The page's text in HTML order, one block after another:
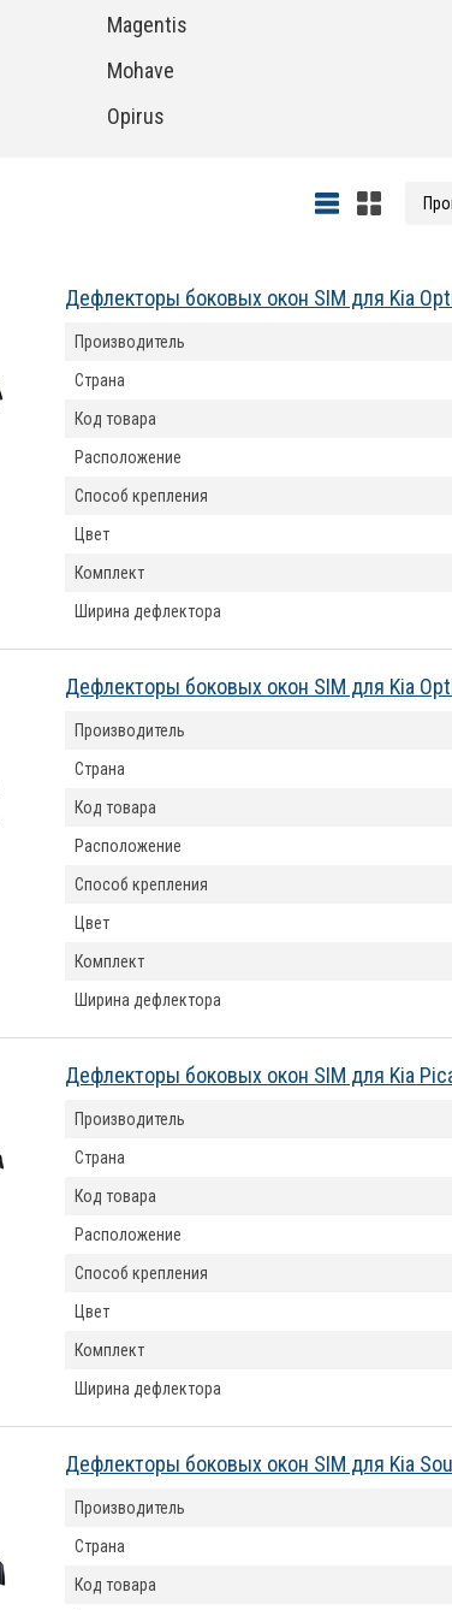
Magentis
Mohave
Opirus
Дефлекторы боковых окон SIM для Kia
Производитель
Страна
Код товара
Расположение
Способ крепления
Цвет
Комплект
Ширина дефлектора
Дефлекторы боковых окон SIM для Kia
Производитель
Страна
Код товара
Расположение
Способ крепления
Цвет
Комплект
Ширина дефлектора
Дефлекторы боковых окон SIM для Kia
Производитель
Страна
Код товара
Расположение
Способ крепления
Цвет
Комплект
Ширина дефлектора
Дефлекторы боковых окон SIM для Kia
Производитель
Страна
Код товара